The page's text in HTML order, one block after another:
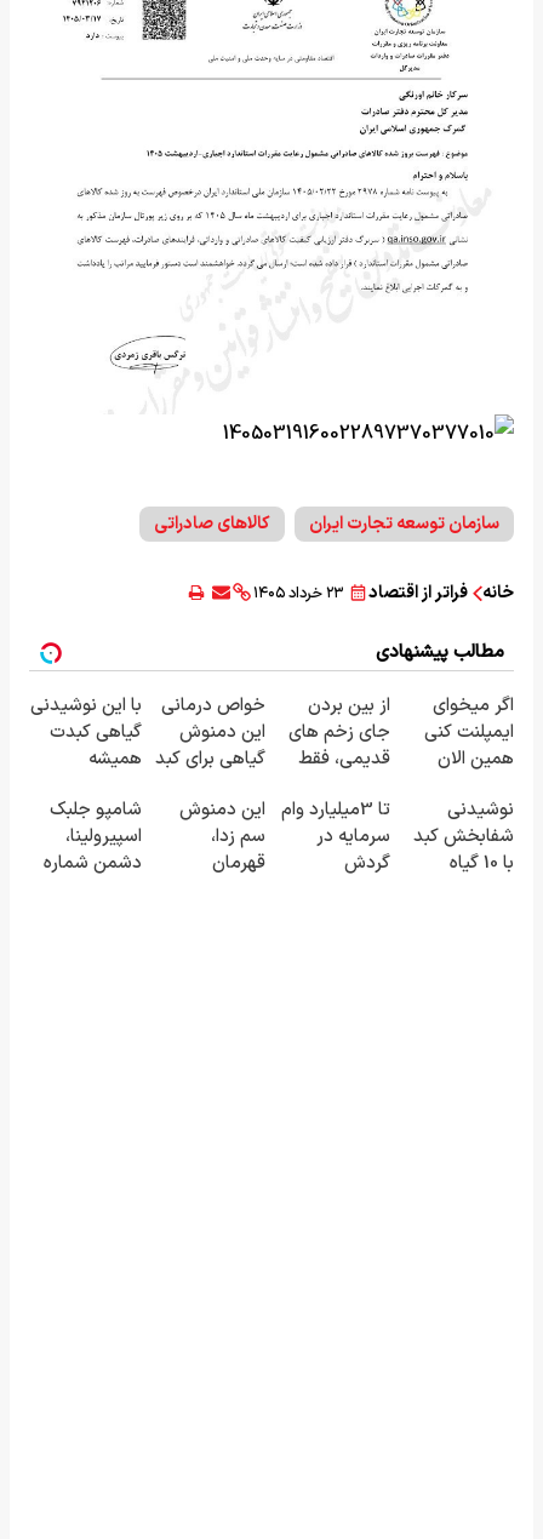
سازمان توسعه تجارت ایران کالاهای صادراتی
خانه فراتر از اقتصاد ۲۳ خرداد ۱۴۰۵
مطالب پیشنهادی
اگر میخوای
ایمپلنت کنی
همین الان
۲۵ میلیون
تومان!!!
از بین بردن
جای زخم های
قدیمی، فقط
(بدون لیزر و
جراحی)
خواص درمانی
این دمنوش
گیاهی برای کبد
خبرید!
با این نوشیدنی
گیاهی کبدت
همیشه
نوشیدنی
شفابخش کبد
با 10 گیاه
تا 3میلیارد وام
سرمایه در
گردش
این دمنوش
سم زدا،
قهرمان
شامپو جلبک
اسپیرولینا،
دشمن شماره